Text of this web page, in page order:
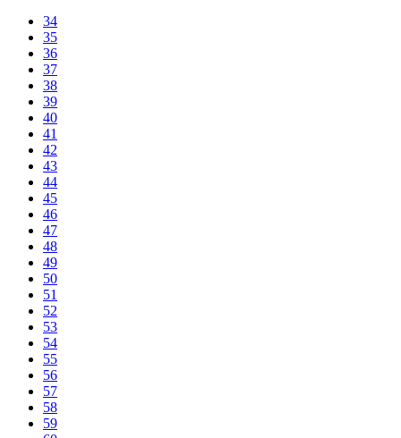
34
35
36
37
38
39
40
41
42
43
44
45
46
47
48
49
50
51
52
53
54
55
56
57
58
59